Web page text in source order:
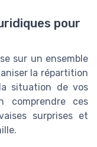
pour
sur un ensemble
la répartition
situation de vos
comprendre ces
surprises et